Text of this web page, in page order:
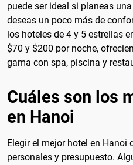
puede ser ideal si planeas
deseas un poco más de
los hoteles de 4 y 5 estrellas
$70 y $200 por noche,
gama con spa, piscina y
Cuáles son los
en Hanoi
Elegir el mejor hotel en Hanoi
personales y presupuesto.